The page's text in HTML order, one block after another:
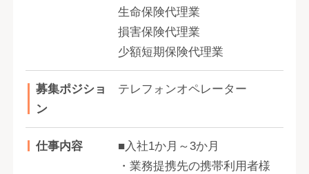
生命保険代理業
損害保険代理業
少額短期保険代理業
募集ポジショ
ン
テレフォンオペレーター
仕事内容
■入社1か月～3か月
・業務提携先の携帯利用者様